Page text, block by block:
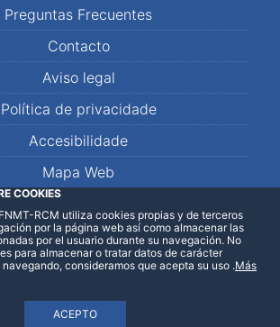
Preguntas Frecuentes
Contacto
Aviso legal
Política de privacidade
Accesibilidade
Mapa Web
WhatsApp
COOKIES
RCM utiliza cookies propias y de terceros
por la página web así como almacenar las
por el usuario durante su navegación. No
para almacenar o tratar datos de carácter
consideramos que acepta su uso
ACEPTO
.Más